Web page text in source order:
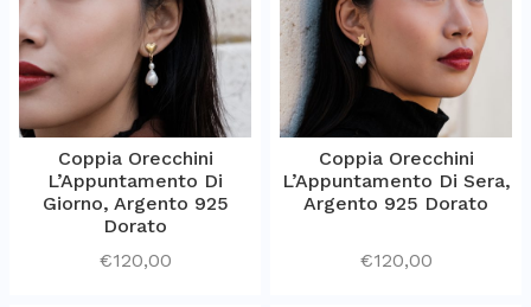
Coppia Orecchini
L’Appuntamento Di
Giorno, Argento 925
Dorato
€120,00
Coppia Orecchini
L’Appuntamento Di Sera,
Argento 925 Dorato
€120,00